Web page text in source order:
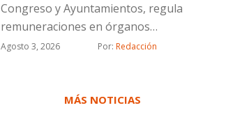
Congreso y Ayuntamientos, regula
remuneraciones en órganos
electorales y fija disciplina
Agosto 3, 2026 Por: Redacción
MÁS NOTICIAS